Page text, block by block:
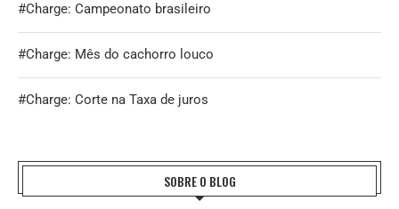
#Charge: Campeonato brasileiro
#Charge: Mês do cachorro louco
#Charge: Corte na Taxa de juros
SOBRE O BLOG